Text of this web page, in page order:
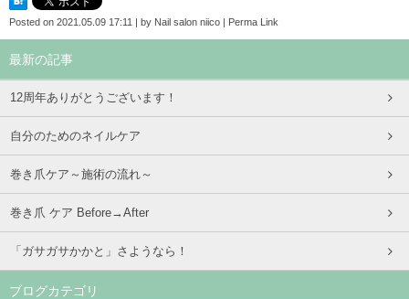
Posted on 2021.05.09 17:11 by Nail salon niico Perma Link
最新の記事
12周年ありがとうございます！
自分のためのネイルケア
巻き爪ケア～施術の流れ～
巻き爪 ケア Before→After
「ガサガサかかと」さようなら！
ブログカテゴリ